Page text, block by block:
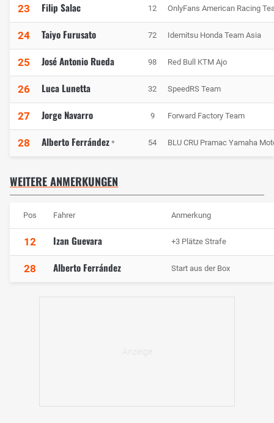
23 Filip Salac 12 OnlyFans American Racing
24 Taiyo Furusato 72 Idemitsu Honda Team Asia
25 José Antonio Rueda 98 Red Bull KTM Ajo
26 Luca Lunetta 32 SpeedRS Team
27 Jorge Navarro 9 Forward Factory Team
28 Alberto Ferrández * 54 BLU CRU Pramac Yamaha
WEITERE ANMERKUNGEN
Pos Fahrer Anmerkung
12 Izan Guevara +3 Plätze Strafe
28 Alberto Ferrández Start aus der Box